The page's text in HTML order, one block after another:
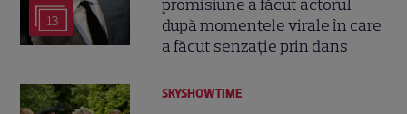
13
promisiune a făcut actorul
după momentele virale în care
a făcut senzație prin dans
SKYSHOWTIME